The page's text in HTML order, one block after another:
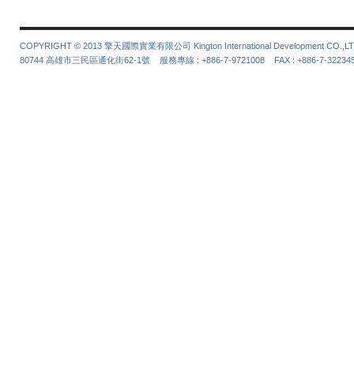
COPYRIGHT © 2013 擎天國際實業有限公司 Kington International Development
80744 高雄市三民區通化街62-1號 服務專線 : +886-7-9721008 FAX : +886-7-